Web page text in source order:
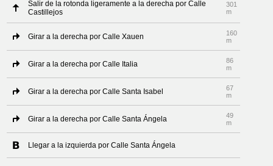
Salir de la rotonda ligeramente a la derecha por Calle
Castillejos
301
m
Girar a la derecha por Calle Xauen
160
m
Girar a la derecha por Calle Italia
86
m
Girar a la derecha por Calle Santa Isabel
67
m
Girar a la derecha por Calle Santa Ángela
49
m
Llegar a la izquierda por Calle Santa Ángela